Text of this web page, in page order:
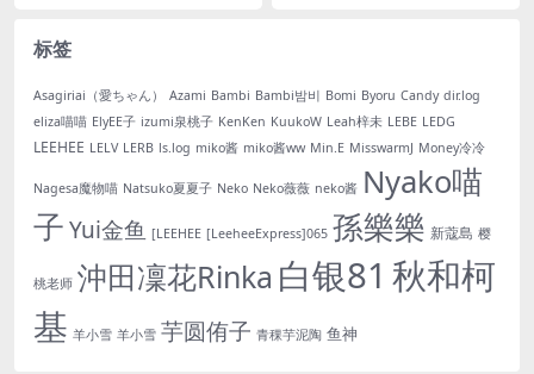
标签
Asagiriai（愛ちゃん） Azami Bambi Bambi밤비 Bomi Byoru Candy dir.log
eliza喵喵 ElyEE子 izumi泉桃子 KenKen KuukoW Leah梓未 LEBE LEDG
LEEHEE LELV LERB ls.log miko酱 miko酱ww Min.E MisswarmJ Money冷冷
Nagesa魔物喵 Natsuko夏夏子 Neko Neko薇薇 neko酱 Nyako喵
子Yui金鱼 [LEEHEE [LeeheeExpress]065 孫樂樂 新蔻島 樱
桃老师 沖田凜花Rinka 白银81 秋和柯
基 羊小雪 羊小雪 芋圆侑子 青稞芋泥陶 鱼神